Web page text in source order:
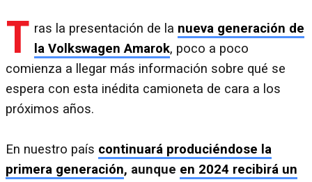
T ras la presentación de la nueva generación de
la Volkswagen Amarok, poco a poco
comienza a llegar más información sobre qué se
espera con esta inédita camioneta de cara a los
próximos años.
En nuestro país continuará produciéndose la
primera generación, aunque en 2024 recibirá un